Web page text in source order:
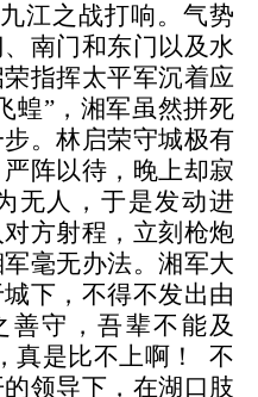
江之战打响。气势
南门和东门以及水
指挥太平军沉着应
蝗”，湘军虽然拼死
。林启荣守城极有
阵以待，晚上却寂
无人，于是发动进
方射程，立刻枪炮
毫无办法。湘军大
下，不得不发出由
善守，吾辈不能及
真是比不上啊！ 不
领导下，在湖口肢